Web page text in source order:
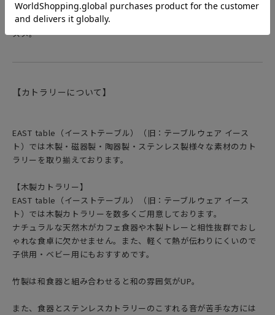
やパーティーシーンで活躍してくれます。
自宅用はもちろん、カフェなど飲食店の業務用食器としてもオス
スメ。
【カトラリーについて】
EAST table（イーストテーブル）（旧：テーブルウェア イース
ト）では木製・磁器製・陶器製・ステンレス製様々な素材のカト
ラリーを取り揃えております。
【木製カトラリー】
EAST table（イーストテーブル）（旧：テーブルウェア イース
ト）では木製カトラリーを数多くご用意しております。
ナチュラルな天然木がカフェ食器や木製トレーと相性抜群でおし
ゃれな食卓に欠かせません。また、軽くて熱が伝わりにくいので
子供用・ベビー用にもおすすめです。
竹製は和食器と組み合わせると和の雰囲気がUP。
また、食器とステンレスカトラリーのこすれる音が苦手な方には